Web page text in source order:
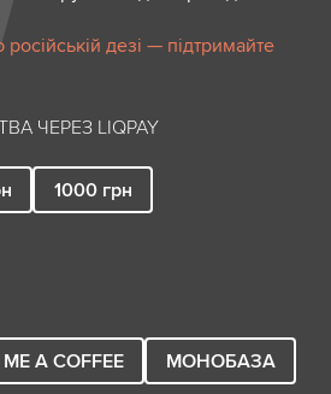
російській дезі — підтримайте
ЧЕРЕЗ LIQPAY
1000 грн
A COFFEE
МОНОБАЗА